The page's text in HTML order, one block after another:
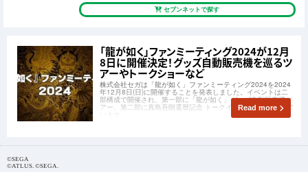
セブンネットで探す
「龍が如く」ファンミーティング2024が12月
8日に開催決定！グッズ自動販売機を巡るツ
アーやトークショーなど
株式会社セガは「龍が如く」ファンミーティング2024を2024
年12月8日(日)に開催することを発表しました。イベントは二
部構成で開催され、第一部に「龍が如く」グッズ自動販売機ツ
アー、第二部に真島吾朗還暦記念 トークイベントが予定されて
Read more
©SEGA
©ATLUS. ©SEGA.